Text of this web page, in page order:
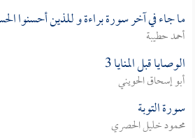
ما جاء في آخر سورة براءة و للذين أحسنوا
أحمد حطيبة
الوصايا قبل المنايا 3
أبو إسحاق الحويني
سورة التوبة
محمود خليل الحصري